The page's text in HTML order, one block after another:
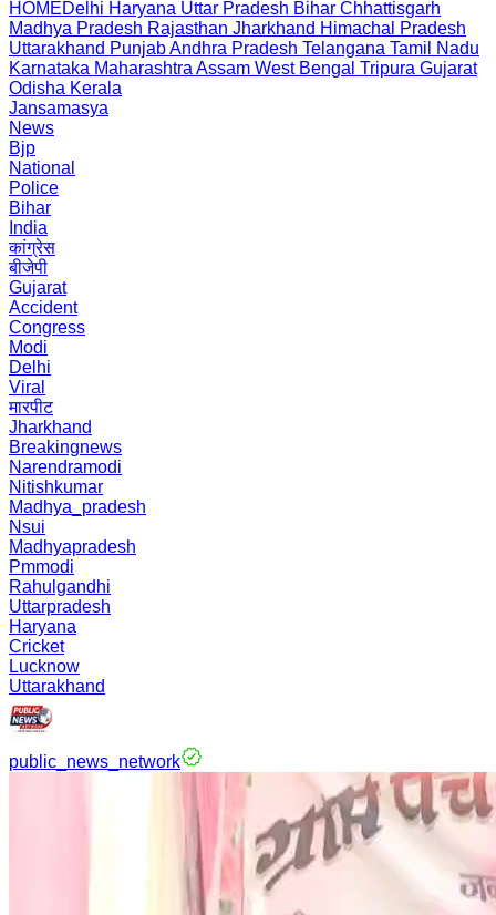
HOMEDelhi Haryana Uttar Pradesh Bihar Chhattisgarh
Madhya Pradesh Rajasthan Jharkhand Himachal Pradesh
Uttarakhand PunjabAndhra Pradesh Telangana Tamil Nadu
Karnataka Maharashtra Assam West Bengal Tripura Gujarat
Odisha Kerala
Jansamasya
News
Bjp
National
Police
Bihar
India
कांग्रेस
बीजेपी
Gujarat
Accident
Congress
Modi
Delhi
Viral
मारपीट
Jharkhand
Breakingnews
Narendramodi
Nitishkumar
Madhya_pradesh
Nsui
Madhyapradesh
Pmmodi
Rahulgandhi
Uttarpradesh
Haryana
Cricket
Lucknow
Uttarakhand
public_news_network